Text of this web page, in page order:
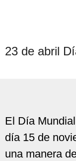
23 de abril
El Día
día 15 de
una manera